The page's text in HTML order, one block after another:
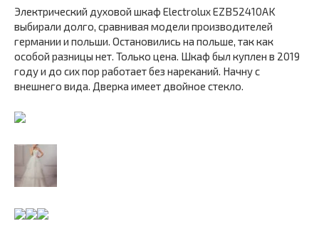
Электрический духовой шкаф Electrolux EZB52410AK
выбирали долго, сравнивая модели производителей
германии и польши. Остановились на польше, так как
особой разницы нет. Только цена. Шкаф был куплен в 2019
году и до сих пор работает без нареканий. Начну с
внешнего вида. Дверка имеет двойное стекло.